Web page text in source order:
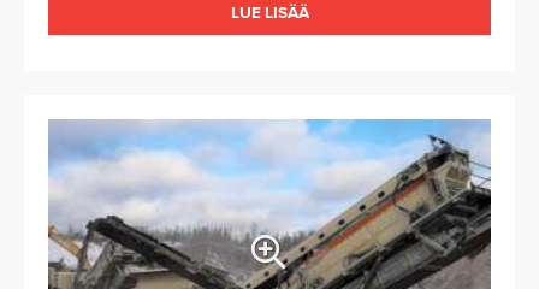
LUE LISÄÄ